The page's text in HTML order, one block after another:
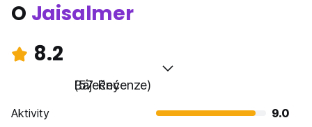
O Jaisalmer
8.2
Báječný
(57 Recenze)
Aktivity
9.0